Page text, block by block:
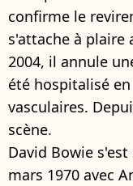
confirme le
s'attache à plaire
2004, il annule
été hospitalisé
vasculaires.
scène.
David Bowie
mars 1970 avec